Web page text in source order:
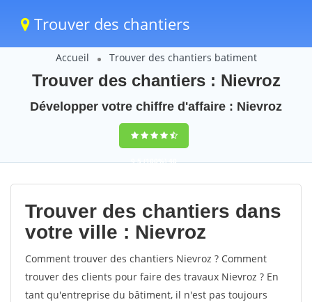
Trouver des chantiers
Accueil Trouver des chantiers batiment
Trouver des chantiers : Nievroz
Développer votre chiffre d'affaire : Nievroz
9,5(100%)40
votes
Trouver des chantiers dans
votre ville : Nievroz
Comment trouver des chantiers Nievroz ? Comment
trouver des clients pour faire des travaux Nievroz ? En
tant qu'entreprise du bâtiment, il n'est pas toujours